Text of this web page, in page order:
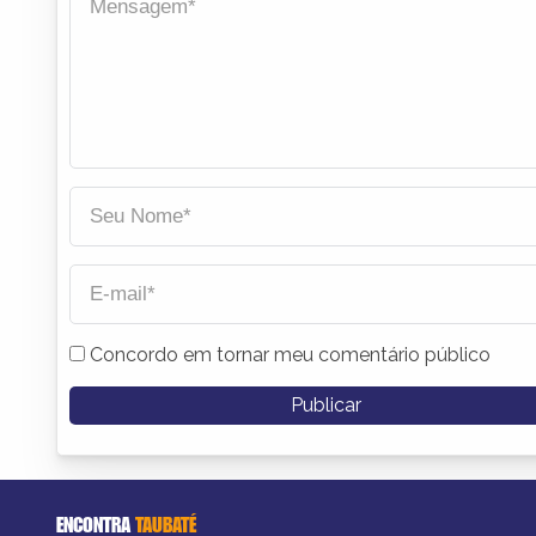
Concordo em tornar meu comentário público
ENCONTRATAUBATÉ